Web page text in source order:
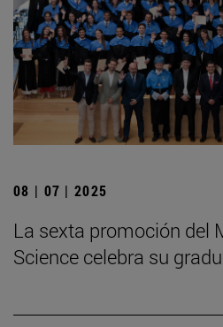
08 | 07 | 2025
La sexta promoción del
Science celebra su